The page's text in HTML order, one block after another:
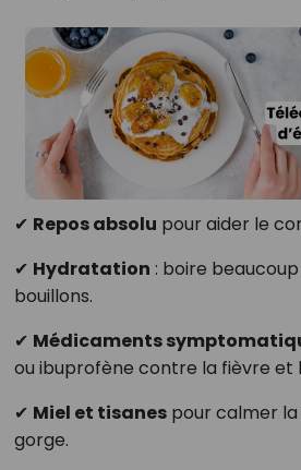
✔ Repos absolu pour aider le
✔ Hydratation : boire beaucoup
bouillons.
✔ Médicaments
ou ibuprofène contre la fièvre et
✔ Miel et tisanespour calmer la
gorge.